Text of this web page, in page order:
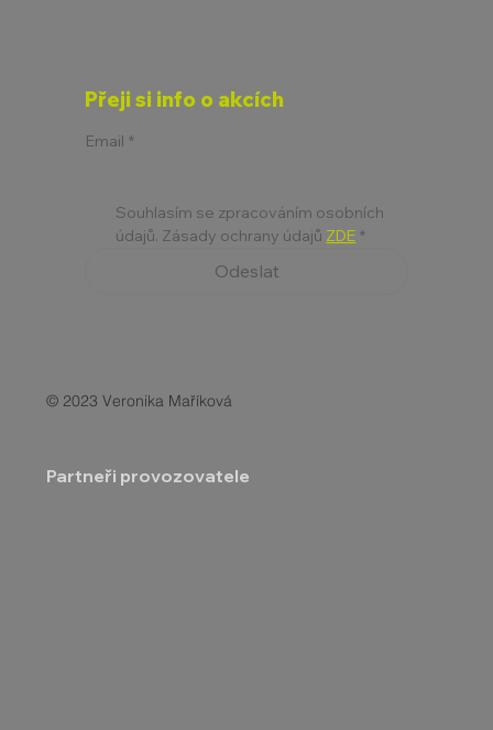
Přeji si info o akcích
Email *
Souhlasím se zpracováním osobních
údajů. Zásady ochrany údajů ZDE *
Odeslat
© 2023 Veronika Maříková
Partneři provozovatele